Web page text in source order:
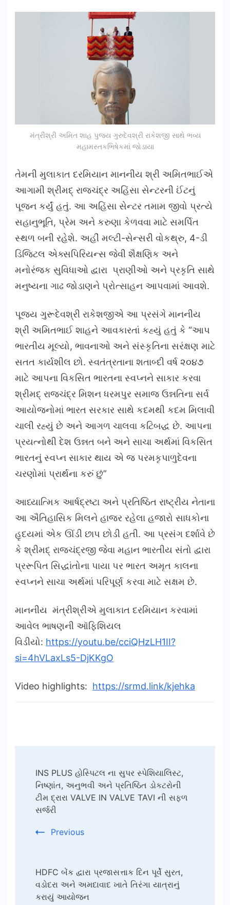
મંત્રીશ્રી અમિત શાહ પુજ્ય ગુરુદેવશ્રી રાકેશજી સાથે ભવ્ય
મહામસ્તકભિષેકમાં જોડાયા
તેમની મુલાકાત દરમિયાન માનનીય શ્રી અમિતભાઈએ
આગામી શ્રીમદ્ રાજચંદ્ર અહિંસા સેન્ટરની ઈંટનું
પૂજન કર્યું હતું. આ અહિંસા સેન્ટર તમામ જીવો પ્રત્યે
સહાનુભૂતિ, પ્રેમ અને કરુણા કેળવવા માટે સમર્પિત
સ્થળ બની રહેશે. અહીં મલ્ટી-સેન્સરી વોકથ્રુ, 4-ડી
ડિજિટલ એક્સપિરિયન્સ જેવી શૈક્ષણિક અને
મનોરંજક સુવિધાઓ દ્વારા પ્રાણીઓ અને પ્રકૃતિ સાથે
મનુષ્યના ગાઢ જોડાણને પ્રોત્સાહન આપવામાં આવશે.
પૂજ્ય ગુરૂદેવશ્રી રાકેશજીએ આ પ્રસંગે માનનીય
શ્રી અમિતભાઈ શાહને આવકારતાં કહ્યું હતું કે “આપ
ભારતીય મૂલ્યો, ભાવનાઓ અને સંસ્કૃતિના સરંક્ષણ માટે
સતત કાર્યશીલ છો. સ્વતંત્રતાના શતાબ્દી વર્ષ ૨૦૪૭
માટે આપના વિકસિત ભારતના સ્વપ્નને સાકાર કરવા
શ્રીમદ્ રાજચંદ્ર મિશન ધરમપુર સમાજ ઉન્નતિના સર્વ
આયોજનોમાં ભારત સરકાર સાથે કદમથી કદમ મિલાવી
ચાલી રહ્યું છે અને આગળ ચાલવા કટિબદ્ધ છે. આપના
પ્રયત્નોથી દેશ ઉન્નત બને અને સાચા અર્થમાં વિકસિત
ભારતનું સ્વપ્ન સાકાર થાય એ જ પરમકૃપાળુદેવના
ચરણોમાં પ્રાર્થના કરું છું”
આધ્યાત્મિક આર્ષદ્રષ્ટા અને પ્રતિષ્ઠિત રાષ્ટ્રીય નેતાના
આ ઐતિહાસિક મિલને હાજર રહેલા હજારો સાધકોના
હૃદયમાં એક ઊંડી છાપ છોડી હતી. આ પ્રસંગ દર્શાવે છે
કે શ્રીમદ્ રાજચંદ્રજી જેવા મહાન ભારતીય સંતો દ્વારા
પ્રરૂપિત સિદ્ધાંતોના પાયા પર ભારત અમૃત કાલના
સ્વપ્નને સાચા અર્થમાં પરિપૂર્ણ કરવા માટે સક્ષમ છે.
માનનીય મંત્રીશ્રીએ મુલાકાત દરમિયાન કરવામાં
આવેલ ભાષણની ઑફિશિયલ
વિડીયો: https://youtu.be/cciQHzLH1II?
si=4hVLaxLs5-DjKKgO
Video highlights: https://srmd.link/kjehka
Navigation
INS PLUS હોસ્પિટલ ના સુપર સ્પેશિયાલિસ્ટ,
નિષ્ણાંત, અનુભવી અને પ્રતિષ્ઠિત ડોકટરોની
ટીમ દ્રારા VALVE IN VALVE TAVI ની સફળ
સર્જરી
Previous
HDFC બેંક દ્વારા પ્રજાસત્તાક દિન પૂર્વે સુરત,
વડોદરા અને અમદાવાદ ખાતે તિરંગા યાત્રાનું
કરાયું આયોજન